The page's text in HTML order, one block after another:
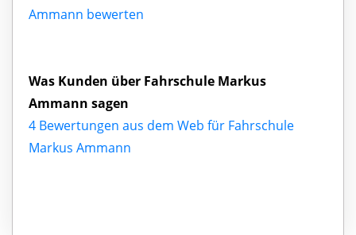
Ammann bewerten
Was Kunden über Fahrschule Markus
Ammann sagen
4 Bewertungen aus dem Web für Fahrschule
Markus Ammann